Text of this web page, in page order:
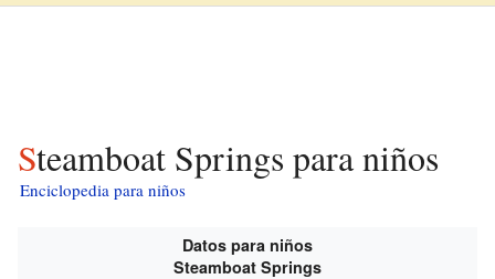
Steamboat Springs para niños
Enciclopedia para niños
Datos para niños
Steamboat Springs